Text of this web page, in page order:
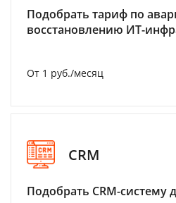
Подобрать тариф по
восстановлению ИТ-
От 1 руб./месяц
CRM
Подобрать CRM-систему